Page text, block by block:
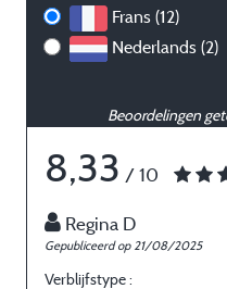
Frans (12)
Nederlands (2)
Beoordelingen
8,33 / 10
Regina D
Gepubliceerd op 21/08/2025
Verblijfstype :